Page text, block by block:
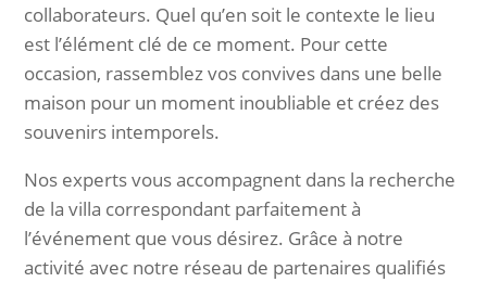
collaborateurs. Quel qu’en soit le contexte le lieu
est l’élément clé de ce moment. Pour cette
occasion, rassemblez vos convives dans une belle
maison pour un moment inoubliable et créez des
souvenirs intemporels.
Nos experts vous accompagnent dans la recherche
de la villa correspondant parfaitement à
l’événement que vous désirez. Grâce à notre
activité avec notre réseau de partenaires qualifiés